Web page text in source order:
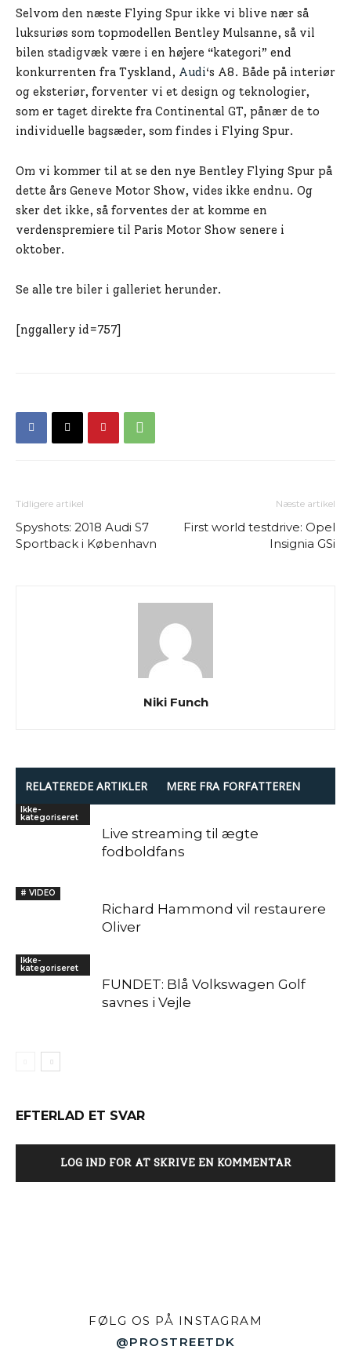
Selvom den næste Flying Spur ikke vi blive nær så
luksuriøs som topmodellen Bentley Mulsanne, så vil
bilen stadigvæk være i en højere “kategori” end
konkurrenten fra Tyskland, Audi‘s A8. Både på interiør
og eksteriør, forventer vi et design og teknologier,
som er taget direkte fra Continental GT, pånær de to
individuelle bagsæder, som findes i Flying Spur.
Om vi kommer til at se den nye Bentley Flying Spur på
dette års Geneve Motor Show, vides ikke endnu. Og
sker det ikke, så forventes der at komme en
verdenspremiere til Paris Motor Show senere i
oktober.
Se alle tre biler i galleriet herunder.
[nggallery id=757]
Tidligere artikel
Spyshots: 2018 Audi S7
Sportback i København
Næste artikel
First world testdrive: Opel
Insignia GSi
Niki Funch
RELATEREDE ARTIKLER MERE FRA FORFATTEREN
Ikke-
kategoriseret
Live streaming til ægte
fodboldfans
# VIDEO
Richard Hammond vil restaurere
Oliver
Ikke-
kategoriseret
FUNDET: Blå Volkswagen Golf
savnes i Vejle
EFTERLAD ET SVAR
LOG IND FOR AT SKRIVE EN KOMMENTAR
FØLG OS PÅ INSTAGRAM
@PROSTREETDK